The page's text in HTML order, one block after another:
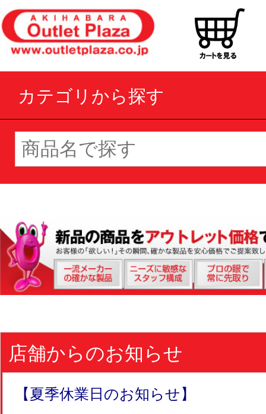
カテゴリから探す
店舗からのお知らせ
【夏季休業日のお知らせ】